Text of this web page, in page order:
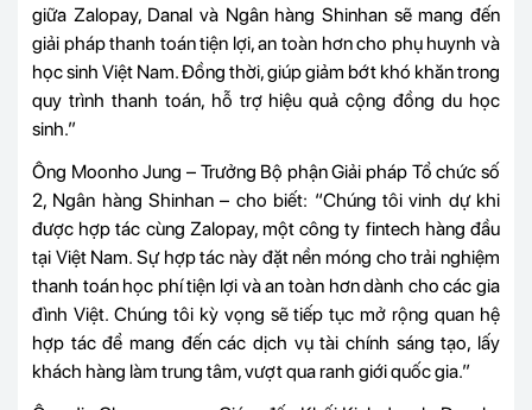
giữa Zalopay, Danal và Ngân hàng Shinhan sẽ mang đến
giải pháp thanh toán tiện lợi, an toàn hơn cho phụ huynh và
học sinh Việt Nam. Đồng thời, giúp giảm bớt khó khăn trong
quy trình thanh toán, hỗ trợ hiệu quả cộng đồng du học
sinh.”
Ông Moonho Jung – Trưởng Bộ phận Giải pháp Tổ chức số
2, Ngân hàng Shinhan – cho biết: “Chúng tôi vinh dự khi
được hợp tác cùng Zalopay, một công ty fintech hàng đầu
tại Việt Nam. Sự hợp tác này đặt nền móng cho trải nghiệm
thanh toán học phí tiện lợi và an toàn hơn dành cho các gia
đình Việt. Chúng tôi kỳ vọng sẽ tiếp tục mở rộng quan hệ
hợp tác để mang đến các dịch vụ tài chính sáng tạo, lấy
khách hàng làm trung tâm, vượt qua ranh giới quốc gia.”